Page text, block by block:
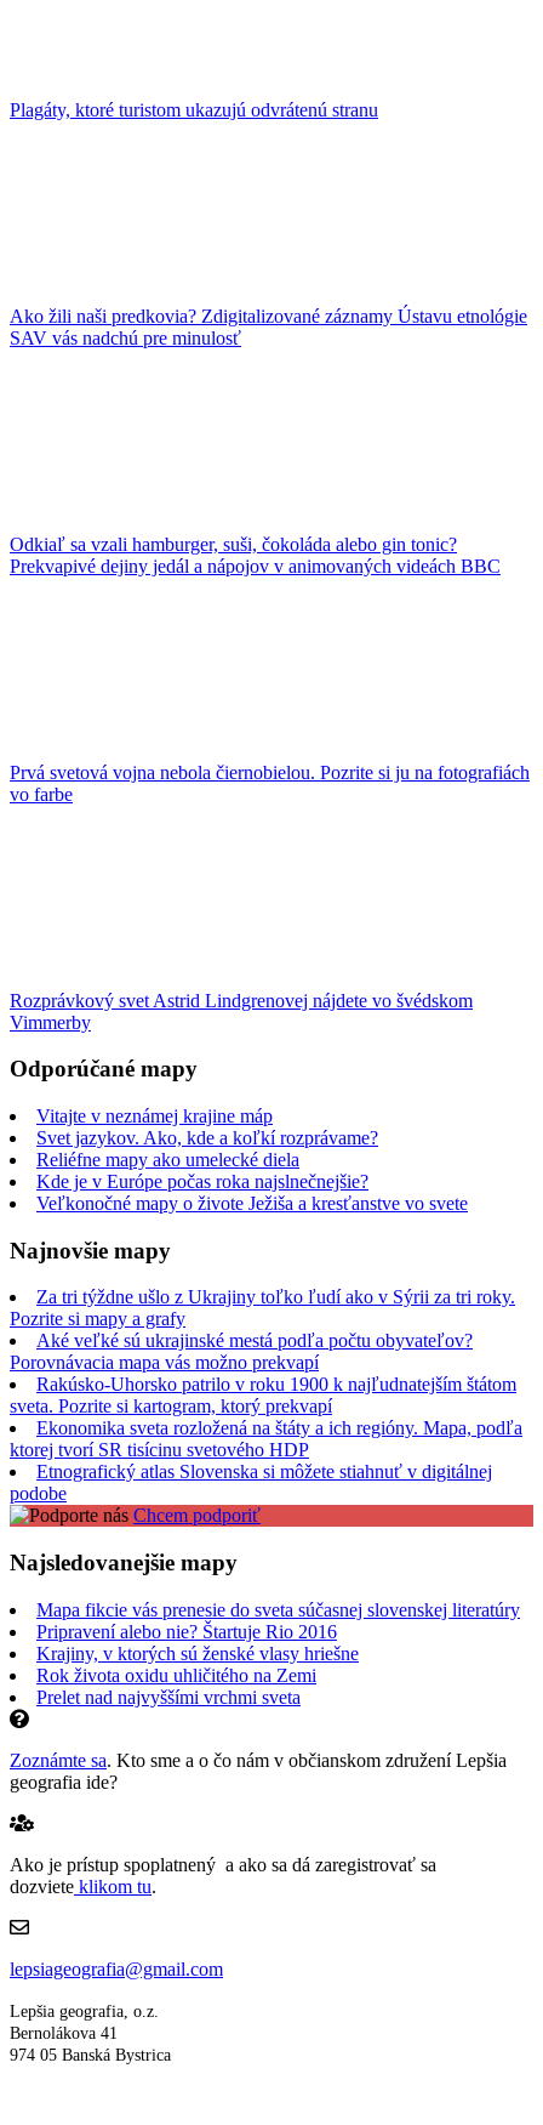
Plagáty, ktoré turistom ukazujú odvrátenú stranu
Ako žili naši predkovia? Zdigitalizované záznamy Ústavu etnológie
SAV vás nadchú pre minulosť
Odkiaľ sa vzali hamburger, suši, čokoláda alebo gin tonic?
Prekvapivé dejiny jedál a nápojov v animovaných videách BBC
Prvá svetová vojna nebola čiernobielou. Pozrite si ju na fotografiách
vo farbe
Rozprávkový svet Astrid Lindgrenovej nájdete vo švédskom
Vimmerby
Odporúčané mapy
Vitajte v neznámej krajine máp
Svet jazykov. Ako, kde a koľkí rozprávame?
Reliéfne mapy ako umelecké diela
Kde je v Európe počas roka najslnečnejšie?
Veľkonočné mapy o živote Ježiša a kresťanstve vo svete
Najnovšie mapy
Za tri týždne ušlo z Ukrajiny toľko ľudí ako v Sýrii za tri roky.
Pozrite si mapy a grafy
Aké veľké sú ukrajinské mestá podľa počtu obyvateľov?
Porovnávacia mapa vás možno prekvapí
Rakúsko-Uhorsko patrilo v roku 1900 k najľudnatejším štátom
sveta. Pozrite si kartogram, ktorý prekvapí
Ekonomika sveta rozložená na štáty a ich regióny. Mapa, podľa
ktorej tvorí SR tisícinu svetového HDP
Etnografický atlas Slovenska si môžete stiahnuť v digitálnej
podobe
Chcem podporiť
Najsledovanejšie mapy
Mapa fikcie vás prenesie do sveta súčasnej slovenskej literatúry
Pripravení alebo nie? Štartuje Rio 2016
Krajiny, v ktorých sú ženské vlasy hriešne
Rok života oxidu uhličitého na Zemi
Prelet nad najvyššími vrchmi sveta
Zoznámte sa. Kto sme a o čo nám v občianskom združení Lepšia
geografia ide?
Ako je prístup spoplatnený a ako sa dá zaregistrovať sa
dozviete klikom tu.
lepsiageografia@gmail.com
Lepšia geografia, o.z.
Bernolákova 41
974 05 Banská Bystrica